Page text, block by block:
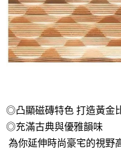
◎凸顯磁磚特色 打造黃金
◎充滿古典與優雅韻味
為你延伸時尚豪宅的視野